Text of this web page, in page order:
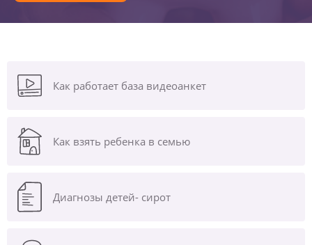
Как работает база видеоанкет
Как взять ребенка в семью
Диагнозы детей- сирот